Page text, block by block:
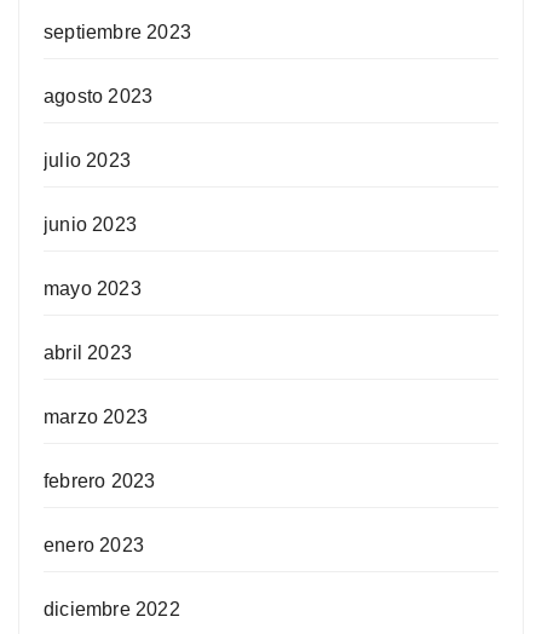
septiembre 2023
agosto 2023
julio 2023
junio 2023
mayo 2023
abril 2023
marzo 2023
febrero 2023
enero 2023
diciembre 2022